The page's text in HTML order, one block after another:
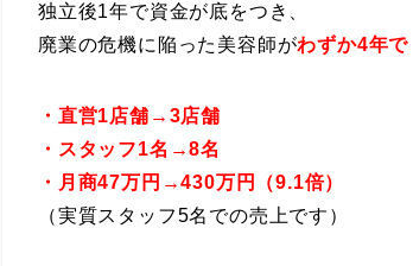
独立後1年で資金が底をつき、
廃業の危機に陥った美容師がわずか4年で
・直営1店舗→ 3店舗
・スタッフ1名→8名
・ 月商47万円→430万円（9.1倍）
（実質スタッフ5名での売上です）